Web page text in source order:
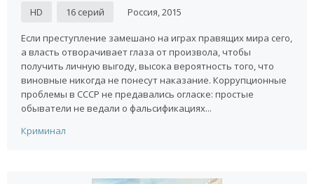
HD 16 серий Россия, 2015
Если преступление замешано на играх правящих мира сего,
а власть отворачивает глаза от произвола, чтобы
получить личную выгоду, высока вероятность того, что
виновные никогда не понесут наказание. Коррупционные
проблемы в СССР не предавались огласке: простые
обыватели не ведали о фальсификациях...
Криминал